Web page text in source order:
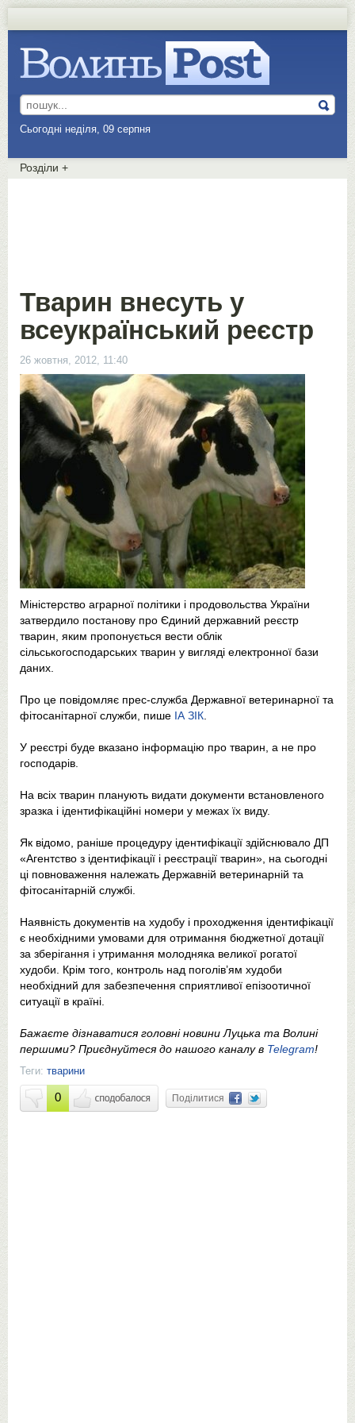
Сьогодні неділя, 09 серпня
Розділи +
Тварин внесуть у
всеукраїнський реєстр
26 жовтня, 2012, 11:40
Міністерство аграрної політики і продовольства України
затвердило постанову про Єдиний державний реєстр
тварин, яким пропонується вести облік
сільськогосподарських тварин у вигляді електронної бази
даних.
Про це повідомляє прес-служба Державної ветеринарної та
фітосанітарної служби, пише ІА ЗІК
У реєстрі буде вказано інформацію про тварин, а не про
господарів.
На всіх тварин планують видати документи встановленого
зразка і ідентифікаційні номери у межах їх виду.
Як відомо, раніше процедуру ідентифікації здійснювало ДП
«Агентство з ідентифікації і реєстрації тварин», на сьогодні
ці повноваження належать Державній ветеринарній та
фітосанітарній службі.
Наявність документів на худобу і проходження ідентифікації
є необхідними умовами для отримання бюджетної дотації
за зберігання і утримання молодняка великої рогатої
худоби. Крім того, контроль над поголів’ям худоби
необхідний для забезпечення сприятливої епізоотичної
ситуації в країні.
Бажаєте дізнаватися головні новини Луцька та Волині
першими? Приєднуйтеся до нашого каналу в Telegram!
Теги: тварини
0 Поділитися